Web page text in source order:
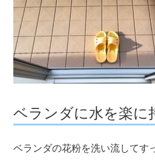
ベランダに水を楽に
ベランダの花粉を洗い流してす